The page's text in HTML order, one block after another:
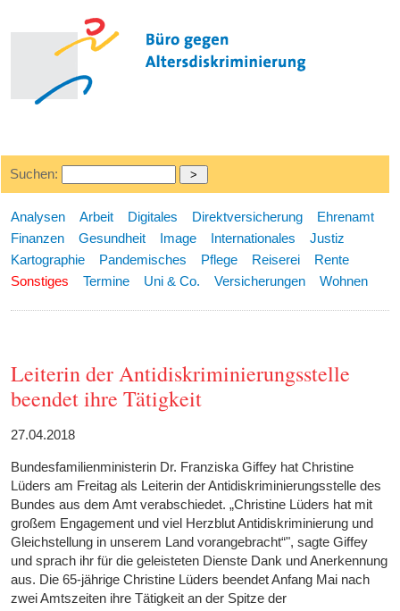
Suchen:
Analysen Arbeit Digitales Direktversicherung
Ehrenamt
Finanzen
Gesundheit Image Internationales
Justiz
Kartographie
Pandemisches Pflege Reiserei
Rente
Sonstiges
Termine Uni & Co. Versicherungen Wohnen
Leiterin der Antidiskriminierungsstelle
beendet ihre Tätigkeit
27.04.2018
Bundesfamilienministerin Dr. Franziska Giffey hat Christine
Lüders am Freitag als Leiterin der Antidiskriminierungsstelle des
Bundes aus dem Amt verabschiedet. „Christine Lüders hat mit
großem Engagement und viel Herzblut Antidiskriminierung und
Gleichstellung in unserem Land vorangebracht“", sagte Giffey
und sprach ihr für die geleisteten Dienste Dank und Anerkennung
aus. Die 65-jährige Christine Lüders beendet Anfang Mai nach
zwei Amtszeiten ihre Tätigkeit an der Spitze der